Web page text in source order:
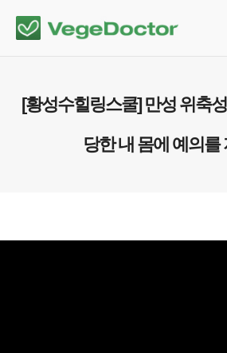
[황성수힐링스쿨] 만성 위축
당한 내 몸에 예의를